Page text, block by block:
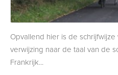
Opvallend hier is de
verwijzing naar de taal van de
Frankrijk...